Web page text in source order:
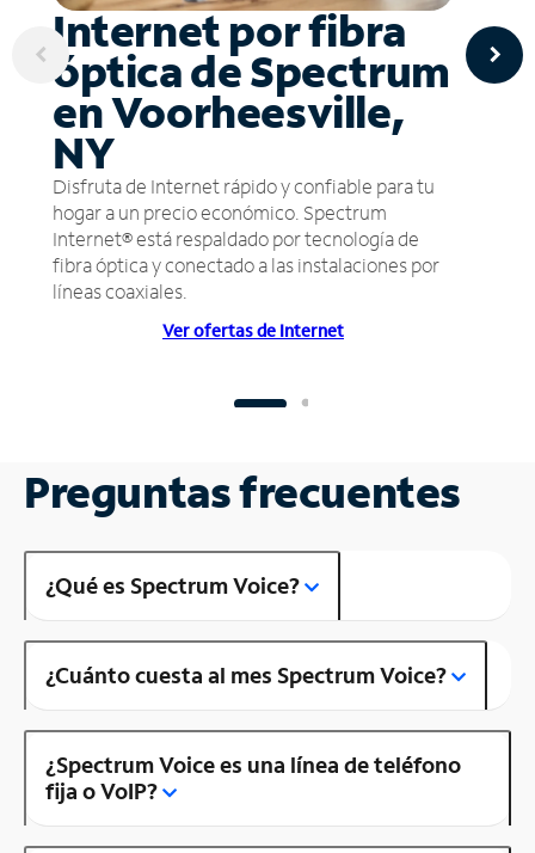
Internet por fibra
óptica de Spectrum
en Voorheesville,
NY
Disfruta de Internet rápido y confiable para tu
hogar a un precio económico. Spectrum
Internet® está respaldado por tecnología de
fibra óptica y conectado a las instalaciones por
líneas coaxiales.
Ver ofertas de Internet
Preguntas frecuentes
¿Qué es Spectrum Voice?
¿Cuánto cuesta al mes Spectrum Voice?
¿Spectrum Voice es una línea de teléfono
fija o VoIP?